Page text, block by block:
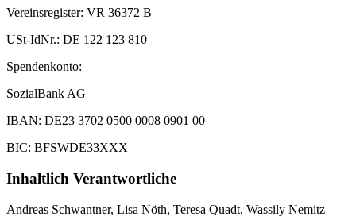
Vereinsregister: VR 36372 B
USt-IdNr.: DE 122 123 810
Spendenkonto:
SozialBank AG
IBAN: DE23 3702 0500 0008 0901 00
BIC: BFSWDE33XXX
Inhaltlich Verantwortliche
Andreas Schwantner, Lisa Nöth, Teresa Quadt, Wassily Nemitz